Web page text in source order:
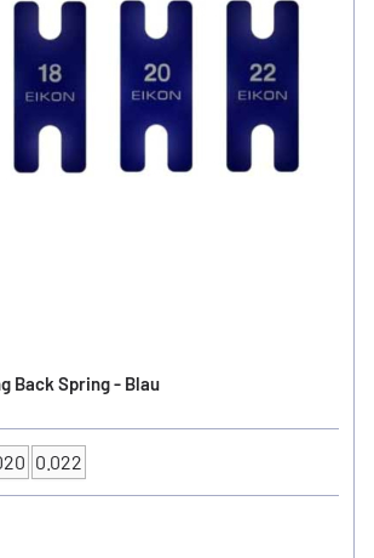
Back Spring - Blau
0.022